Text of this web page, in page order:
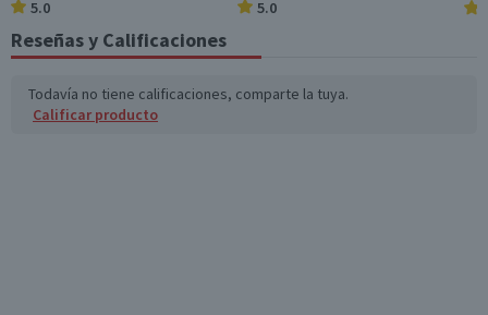
5.0 5.0
Reseñas y Calificaciones
Todavía no tiene calificaciones, comparte la tuya.
Calificar producto